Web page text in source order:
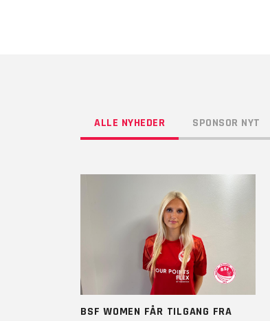
ALLE NYHEDER SPONSOR NYT
BSF WOMEN FÅR TILGANG FRA